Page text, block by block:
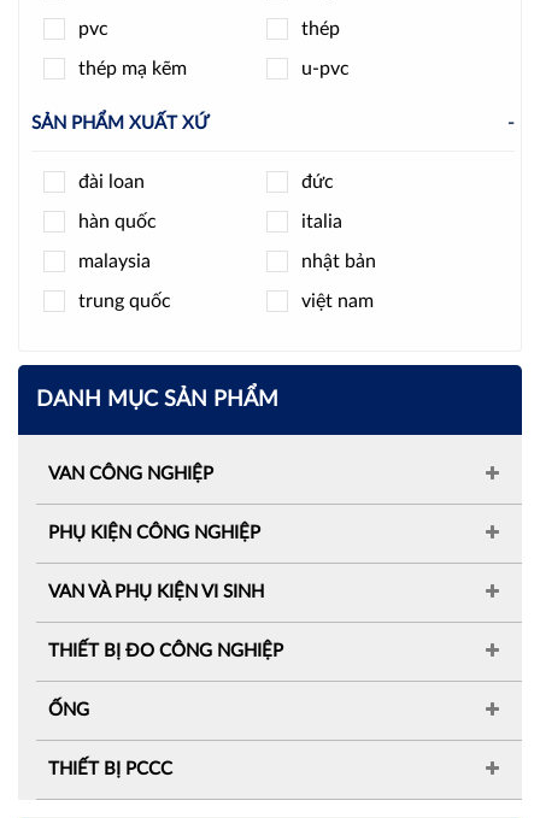
pvc thép
thép mạ kẽm u-pvc
SẢN PHẨM XUẤT XỨ -
đài loan đức
hàn quốc italia
malaysia nhật bản
trung quốc việt nam
DANH MỤC SẢN PHẨM
VAN CÔNG NGHIỆP
PHỤ KIỆN CÔNG NGHIỆP
VAN VÀ PHỤ KIỆN VI SINH
THIẾT BỊ ĐO CÔNG NGHIỆP
ỐNG
THIẾT BỊ PCCC